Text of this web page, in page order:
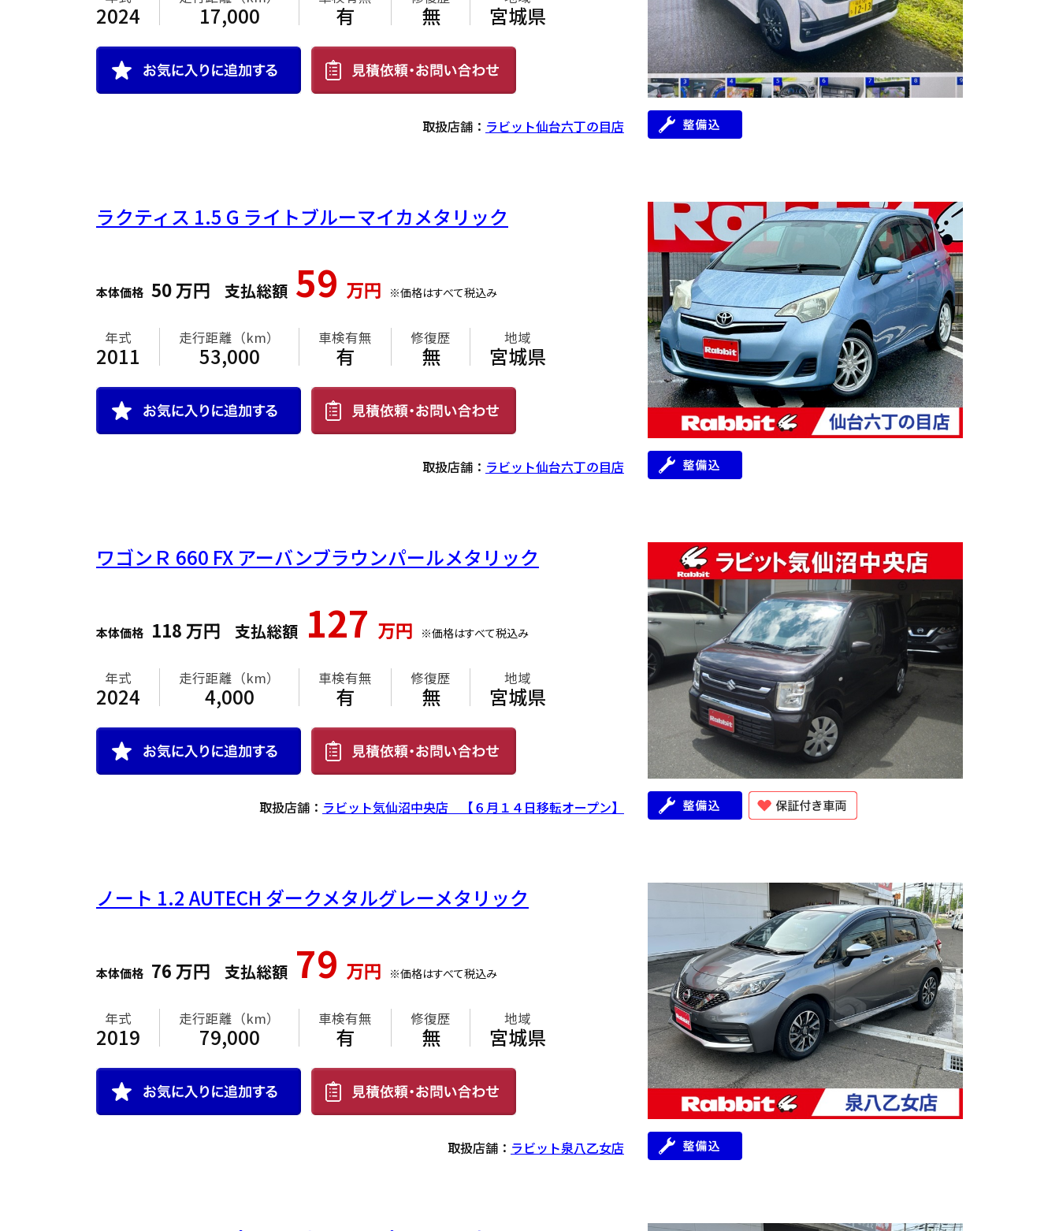
2024 17,000 有 無 宮城県
取扱店舗： ラビット仙台六丁の目店
ラクティス 1.5 G ライトブルーマイカメタリック
本体価格 50万円 支払総額 59 万円 ※価格はすべて税込み
年式
2011
走行距離（km）
53,000
車検有無
有
修復歴
無
地域
宮城県
取扱店舗： ラビット仙台六丁の目店
ワゴンＲ 660 FX アーバンブラウンパールメタリック
本体価格 118 万円 支払総額 127 万円 ※価格はすべて税込み
年式
2024
走行距離（km）
4,000
車検有無
有
修復歴
無
地域
宮城県
取扱店舗： ラビット気仙沼中央店 【６月１４日移転オープン】
ノート 1.2 AUTECH ダークメタルグレーメタリック
本体価格 76 万円 支払総額 79 万円 ※価格はすべて税込み
年式
2019
走行距離（km）
79,000
車検有無
有
修復歴
無
地域
宮城県
取扱店舗： ラビット泉八乙女店